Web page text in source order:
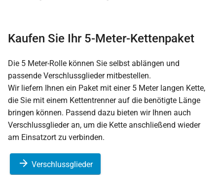
Kaufen Sie Ihr 5-Meter-Kettenpaket
Die 5 Meter-Rolle können Sie selbst ablängen und
passende Verschlussglieder mitbestellen.
Wir liefern Ihnen ein Paket mit einer 5 Meter langen Kette,
die Sie mit einem Kettentrenner auf die benötigte Länge
bringen können. Passend dazu bieten wir Ihnen auch
Verschlussglieder an, um die Kette anschließend wieder
am Einsatzort zu verbinden.
Verschlussglieder